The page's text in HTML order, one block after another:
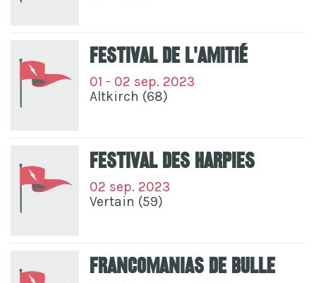
Festival De L'amitié
01 - 02 sep. 2023
Altkirch (68)
Festival Des Harpies
02 sep. 2023
Vertain (59)
Francomanias De Bulle